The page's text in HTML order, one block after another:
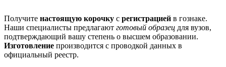
Получите настоящую корочку с регистрацией в гознаке.
Наши специалисты предлагают готовый образец для вузов,
подтверждающий вашу степень о высшем образовании.
Изготовление производится с проводкой данных в
официальный реестр.